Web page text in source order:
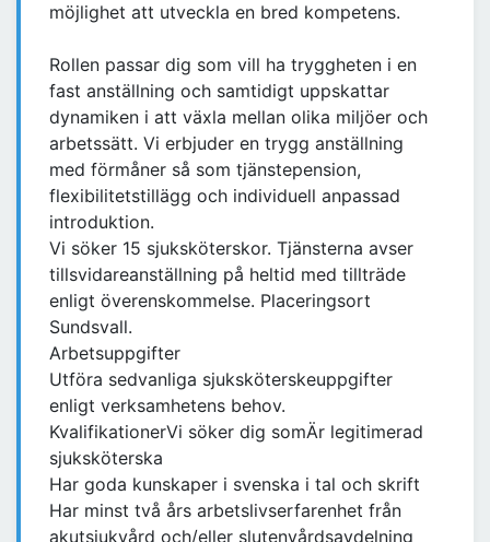
möjlighet att utveckla en bred kompetens.
Rollen passar dig som vill ha tryggheten i en
fast anställning och samtidigt uppskattar
dynamiken i att växla mellan olika miljöer och
arbetssätt. Vi erbjuder en trygg anställning
med förmåner så som tjänstepension,
flexibilitetstillägg och individuell anpassad
introduktion.
Vi söker 15 sjuksköterskor. Tjänsterna avser
tillsvidareanställning på heltid med tillträde
enligt överenskommelse. Placeringsort
Sundsvall.
Arbetsuppgifter
Utföra sedvanliga sjuksköterskeuppgifter
enligt verksamhetens behov.
KvalifikationerVi söker dig somÄr legitimerad
sjuksköterska
Har goda kunskaper i svenska i tal och skrift
Har minst två års arbetslivserfarenhet från
akutsjukvård och/eller slutenvårdsavdelning